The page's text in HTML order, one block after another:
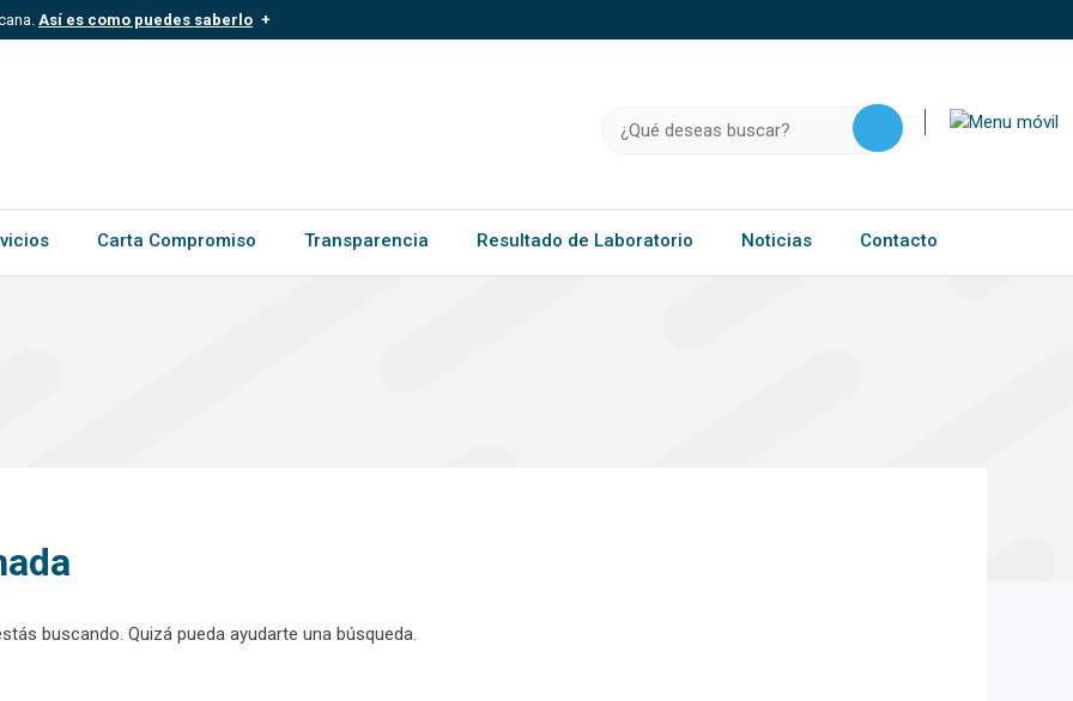
Así es como puedes saberlo
a una organización oficial del
Carta Compromiso Transparencia Resultado de Laboratorio Noticias Contacto
buscando. Quizá pueda ayudarte una búsqueda.